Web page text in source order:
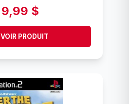
9,99 $
VOIR PRODUIT